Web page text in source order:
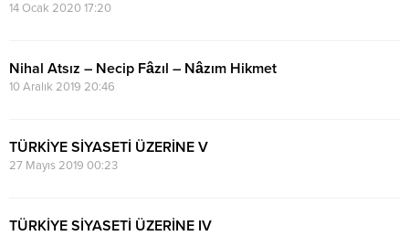
14 Ocak 2020 17:20
Nihal Atsız – Necip Fâzıl – Nâzım Hikmet
10 Aralık 2019 20:46
TÜRKİYE SİYASETİ ÜZERİNE V
27 Mayıs 2019 00:23
TÜRKİYE SİYASETİ ÜZERİNE IV